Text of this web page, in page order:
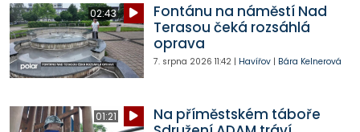
02:43
Fontánu na náměstí Nad
Terasou čeká rozsáhlá
oprava
7. srpna 2026 11:42| Havířov| Bára Kelnerová
01:21
Na příměstském táboře